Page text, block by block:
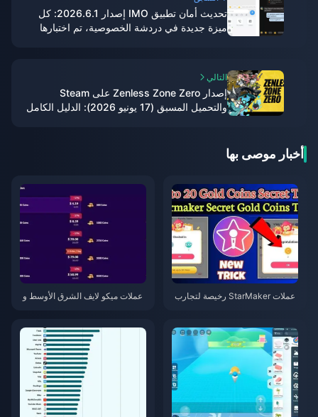
تحديث أمان تطبيق IMO إصدار 2026.6.1: كل
ميزة جديدة في دردشة الخصوصية، تم اختبارها
التالي
إصدار Zenless Zone Zero على Steam
والتحميل المسبق (17 يونيو 2026): الدليل الكامل
أخبار موصى بها
عملات StarMaker رخيصة لتجارب
عملات ميكو لايف الشرق الأوسط و